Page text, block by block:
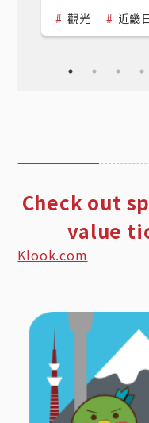
觀光 近畿
Check out
value
Klook.com